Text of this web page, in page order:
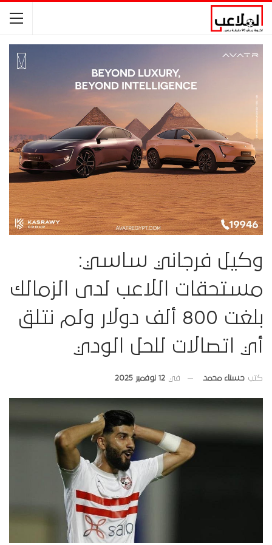
وكيل فرجاني ساسي:
مستحقات اللاعب لدى الزمالك
بلغت 800 ألف دولار ولم نتلق
أي اتصالات للحل الودي
كتب حسناء محمد في 12 نوفمبر 2025